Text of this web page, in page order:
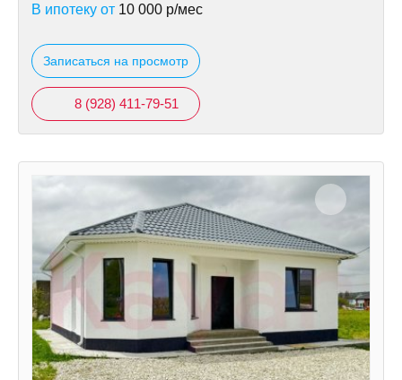
В ипотеку от 10 000 р/мес
Записаться на просмотр
8 (928) 411-79-51